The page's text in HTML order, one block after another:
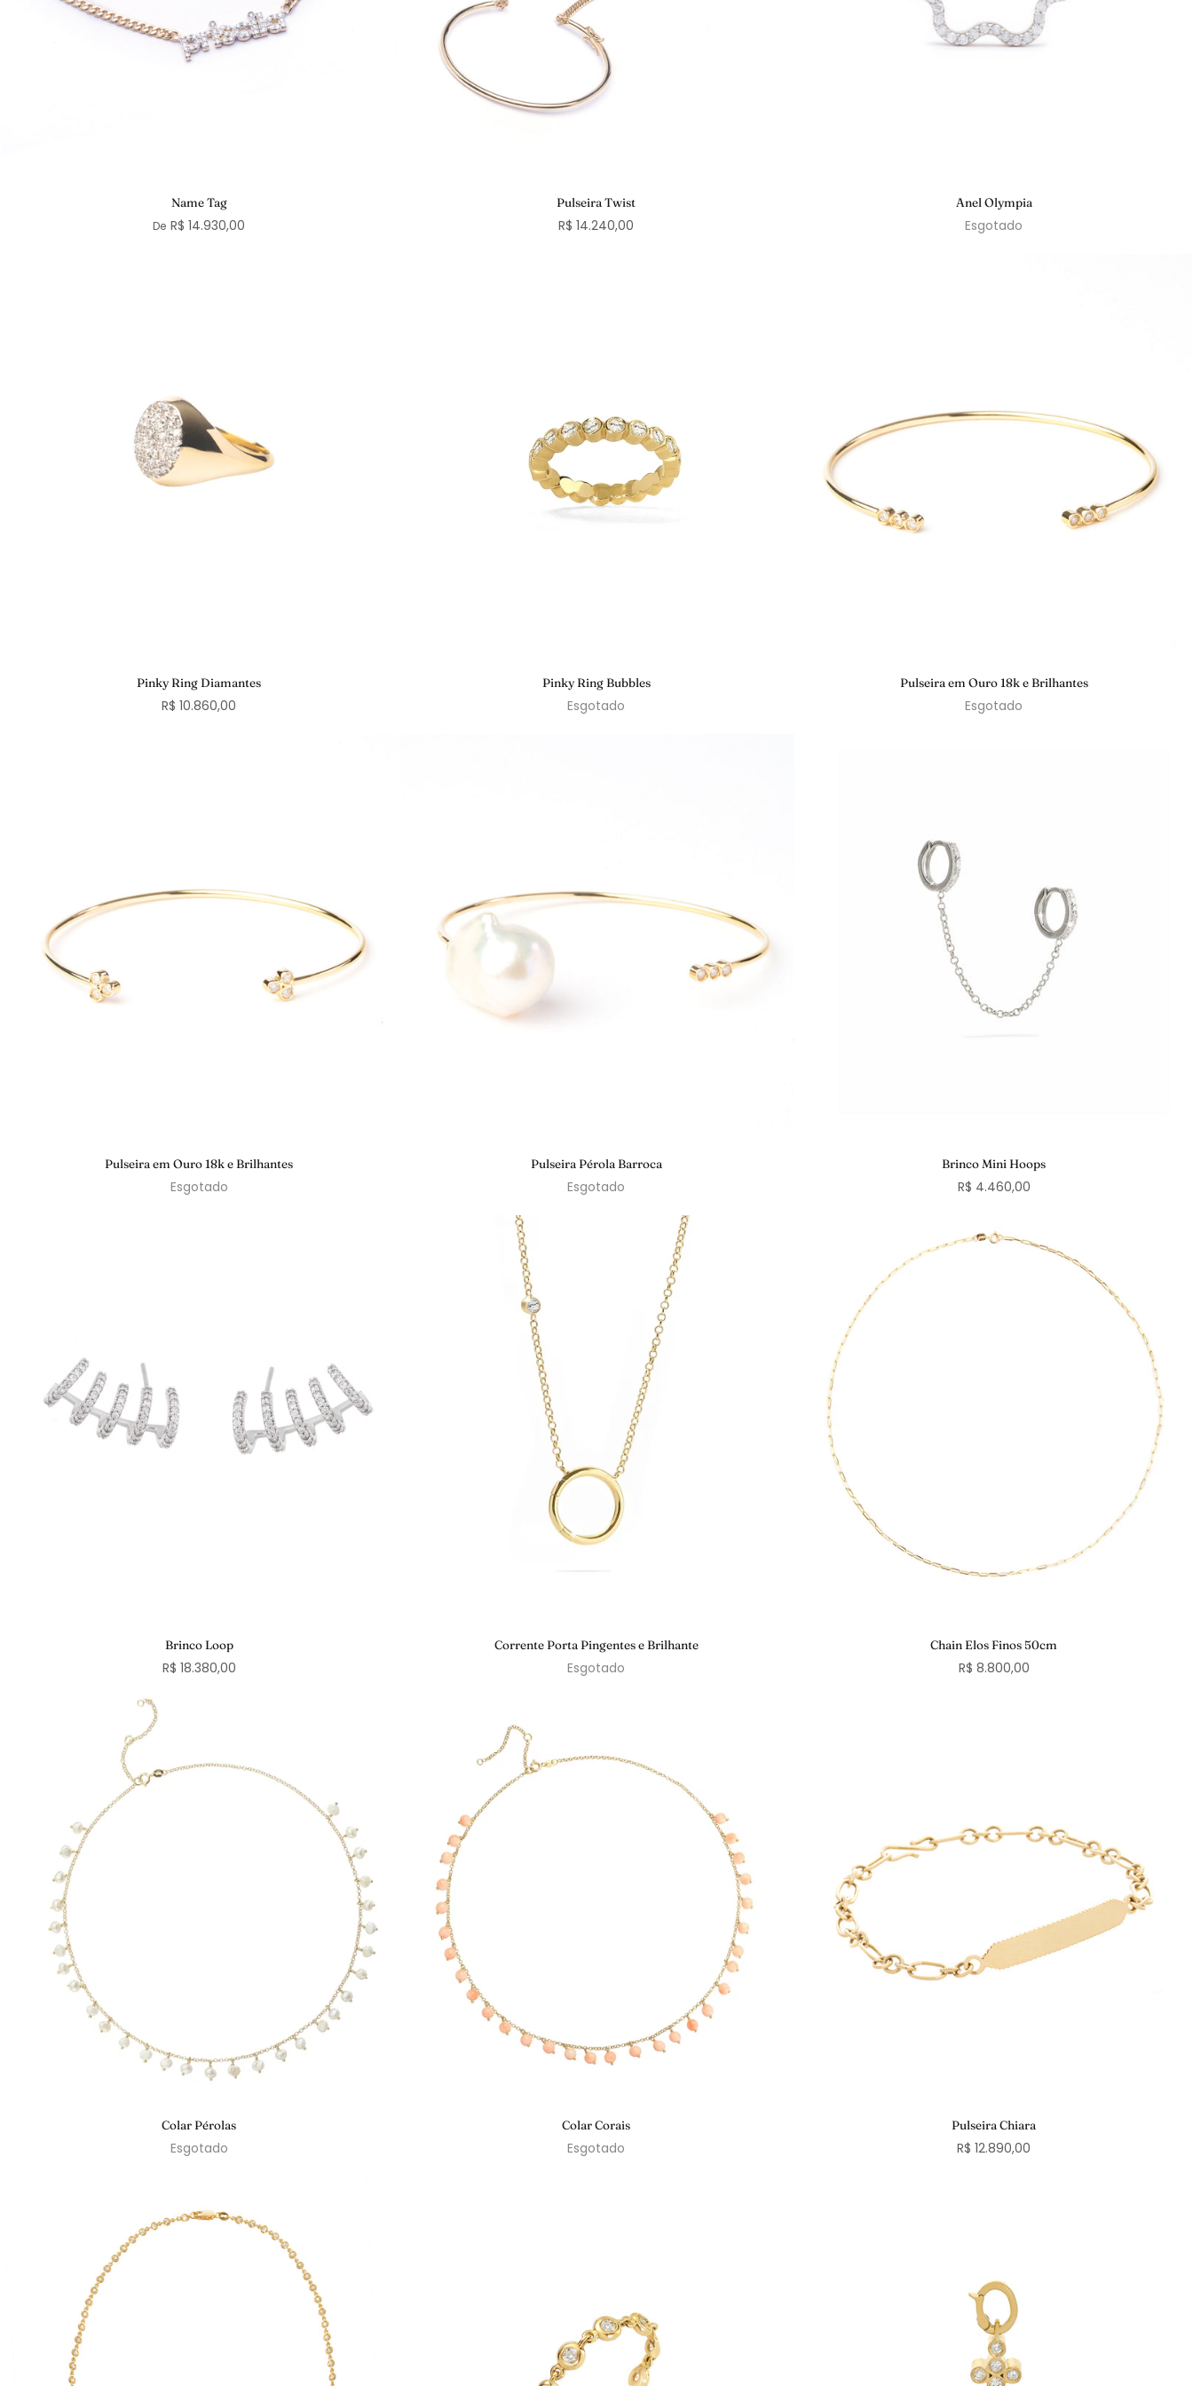
Name Tag
De R$ 14.930,00
Pulseira Twist
R$ 14.240,00
Anel Olympia
Esgotado
Pinky Ring Diamantes
R$ 10.860,00
Pinky Ring Bubbles
Esgotado
Pulseira em Ouro 18k e Brilhantes
Esgotado
Pulseira em Ouro 18k e Brilhantes
Esgotado
Pulseira Pérola Barroca
Esgotado
Brinco Mini Hoops
R$ 4.460,00
Brinco Loop
R$ 18.380,00
Corrente Porta Pingentes e Brilhante
Esgotado
Chain Elos Finos 50cm
R$ 8.800,00
Colar Pérolas
Esgotado
Colar Corais
Esgotado
Pulseira Chiara
R$ 12.890,00